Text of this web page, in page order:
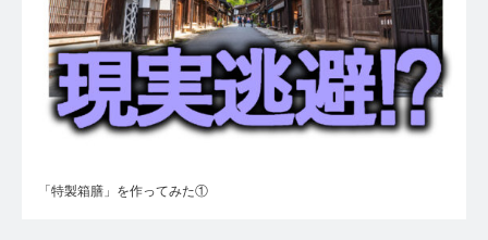
「特製箱膳」を作ってみた①